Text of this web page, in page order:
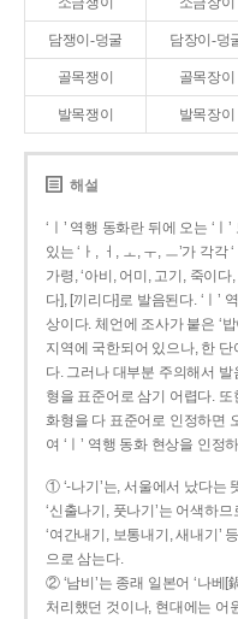
담쟁이-덩굴 담장이-덩
골목쟁이 골목장이
발목쟁이 발목장이
해설
‘ㅣ’ 역행 동화란 뒤에 오는 ‘ㅣ
있는 ‘ㅏ, ㅓ, ㅗ, ㅜ, ㅡ’가 각각
가령, ‘아비, 어미, 고기, 죽이다
다], [끼리다]로 발음된다. ‘ㅣ’
상이다. 체언에 조사가 붙은 ‘
지역에 국한되어 있으나, 한 단
다. 그러나 대부분 주의해서
형을 표준어로 삼기 어렵다.
화형을 다 표준어로 인정하면
여 ‘ㅣ’ 역행 동화 현상을 인정
① ‘-나기’는, 서울에서 났다는
‘신출나기, 풋나기’는 어색하
‘여간내기, 보통내기, 새내기’
으로 삼는다.
② ‘남비’는 종래 일본어 ‘나베[
처리했던 것이나, 현대에는 어